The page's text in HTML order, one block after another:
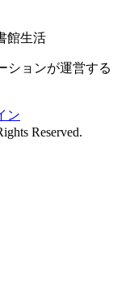
館生活
ションが運営する
ン
Reserved.